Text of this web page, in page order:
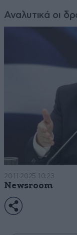
Αναλυτικά οι
20·11·2025 10:23
Newsroom